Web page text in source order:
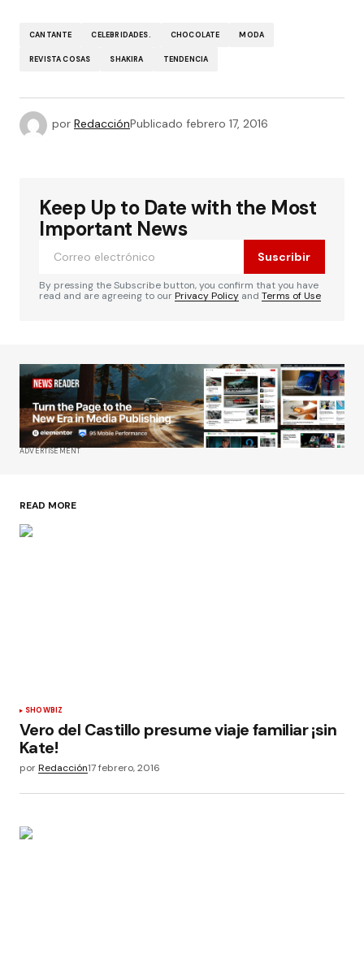
CANTANTE CELEBRIDADES. CHOCOLATE MODA
REVISTA COSAS SHAKIRA TENDENCIA
por RedacciónPublicado febrero 17, 2016
Keep Up to Date with the Most
Important News
Suscribir
By pressing the Subscribe button, you confirm that you have
read and are agreeing to ourPrivacy Policy and Terms of Use
ADVERTISEMENT
READ MORE
SHOWBIZ
Vero del Castillo presume viaje familiar ¡sin
Kate!
porRedacción17 febrero, 2016